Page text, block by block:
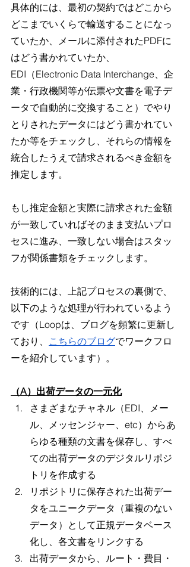
具体的には、最初の契約ではどこから
どこまでいくらで輸送することになっ
ていたか、メールに添付されたPDFに
はどう書かれていたか、
EDI（Electronic Data Interchange、企
業・行政機関等が伝票や文書を電子デ
ータで自動的に交換すること）でやり
とりされたデータにはどう書かれてい
たか等をチェックし、それらの情報を
統合したうえで請求されるべき金額を
推定します。
もし推定金額と実際に請求された金額
が一致していればそのまま支払いプロ
セスに進み、一致しない場合はスタッ
フが関係書類をチェックします。
技術的には、上記プロセスの裏側で、
以下のような処理が行われているよう
です（Loopは、ブログを頻繁に更新し
ており、 こちらのブログでワークフロ
ーを紹介しています）。
（A）出荷データの一元化
さまざまなチャネル（EDI、メー
ル、メッセンジャー、etc）からあ
らゆる種類の文書を保存し、すべ
ての出荷データのデジタルリポジ
トリを作成する
リポジトリに保存された出荷デー
タをユニークデータ（重複のない
データ）として正規データベース
化し、各文書をリンクする
出荷データから、ルート・費目・